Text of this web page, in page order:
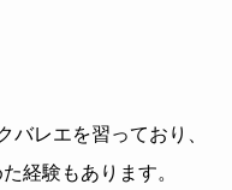
バレエを習っており、
経験もあります。